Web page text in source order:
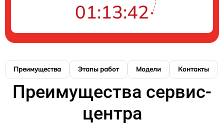
01:13:42
Преимущества Этапы работ Модели Контакты
Преимущества сервис-
центра